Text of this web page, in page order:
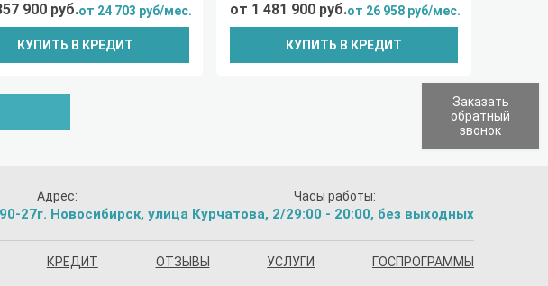
900 руб.от 24 703 руб/мес.
КУПИТЬ В КРЕДИТ
от 1 481 900 руб.от 26 958 руб/мес.
КУПИТЬ В КРЕДИТ
27
Адрес:
г. Новосибирск, улица Курчатова, 2/2
Часы работы:
9:00 - 20:00, без выходных
КРЕДИТ ОТЗЫВЫ УСЛУГИ ГОСПРОГРАММЫ
Заказать
обратный
звонок